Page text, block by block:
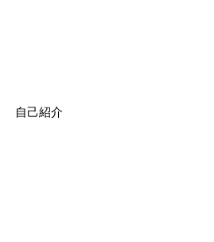
自己紹介